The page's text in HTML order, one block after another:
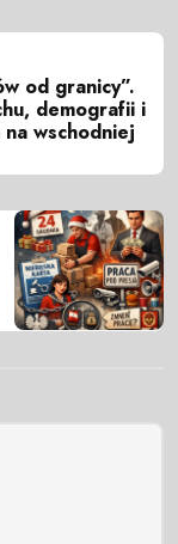
od granicy”.
demografii i
wschodniej